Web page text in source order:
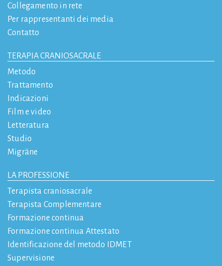
Collegamento in rete
Per rappresentanti dei media
Contatto
TERAPIA CRANIOSACRALE
Metodo
Trattamento
Indicazioni
Film e video
Letteratura
Studio
Migräne
LA PROFESSIONE
Terapista craniosacrale
Terapista Complementare
Formazione continua
Formazione continua Attestato
Identificazione del metodo IDMET
Supervisione